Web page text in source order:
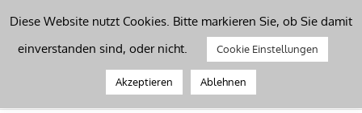
Werkzeugleiste öffnen
contentKinderbetreuung Dillenburg
Eine bunte Welt
Diese Website nutzt Cookies. Bitte markieren Sie, ob Sie damit
einverstanden sind, oder nicht.
Cookie Einstellungen
Akzeptieren Ablehnen